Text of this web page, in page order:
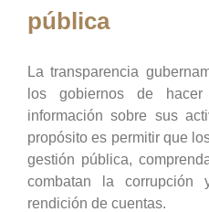
pública
La transparencia
los gobiernos de
información sobre sus
propósito es permitir que
gestión pública,
combatan la corrupción
rendición de cuentas.